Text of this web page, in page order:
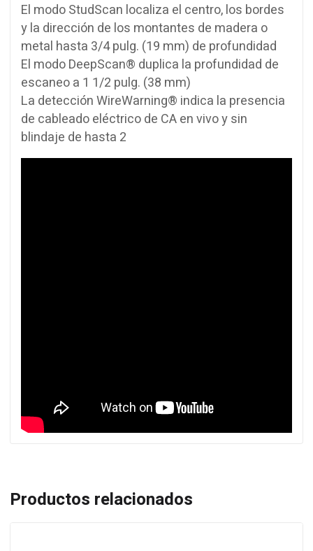
El modo StudScan localiza el centro, los bordes
y la dirección de los montantes de madera o
metal hasta 3/4 pulg. (19 mm) de profundidad
El modo DeepScan® duplica la profundidad de
escaneo a 1 1/2 pulg. (38 mm)
La detección WireWarning® indica la presencia
de cableado eléctrico de CA en vivo y sin
blindaje de hasta 2
Productos relacionados